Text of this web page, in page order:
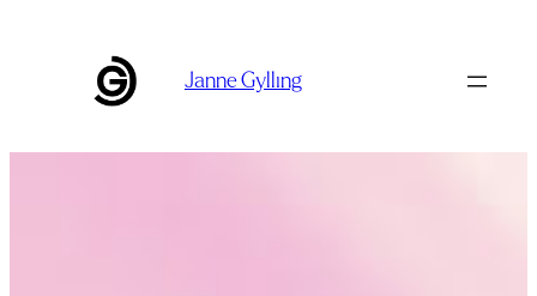
Janne Gylling